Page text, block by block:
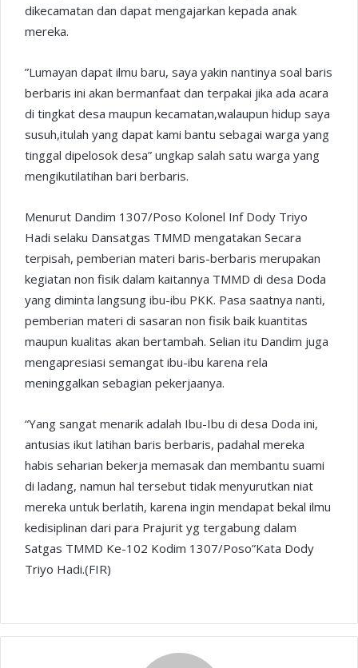
dikecamatan dan dapat mengajarkan kepada anak
mereka.
”Lumayan dapat ilmu baru, saya yakin nantinya soal baris
berbaris ini akan bermanfaat dan terpakai jika ada acara
di tingkat desa maupun kecamatan,walaupun hidup saya
susuh,itulah yang dapat kami bantu sebagai warga yang
tinggal dipelosok desa” ungkap salah satu warga yang
mengikutilatihan bari berbaris.
Menurut Dandim 1307/Poso Kolonel Inf Dody Triyo
Hadi selaku Dansatgas TMMD mengatakan Secara
terpisah, pemberian materi baris-berbaris merupakan
kegiatan non fisik dalam kaitannya TMMD di desa Doda
yang diminta langsung ibu-ibu PKK. Pasa saatnya nanti,
pemberian materi di sasaran non fisik baik kuantitas
maupun kualitas akan bertambah. Selian itu Dandim juga
mengapresiasi semangat ibu-ibu karena rela
meninggalkan sebagian pekerjaanya.
“Yang sangat menarik adalah Ibu-Ibu di desa Doda ini,
antusias ikut latihan baris berbaris, padahal mereka
habis seharian bekerja memasak dan membantu suami
di ladang, namun hal tersebut tidak menyurutkan niat
mereka untuk berlatih, karena ingin mendapat bekal ilmu
kedisiplinan dari para Prajurit yg tergabung dalam
Satgas TMMD Ke-102 Kodim 1307/Poso”Kata Dody
Triyo Hadi.(FIR)